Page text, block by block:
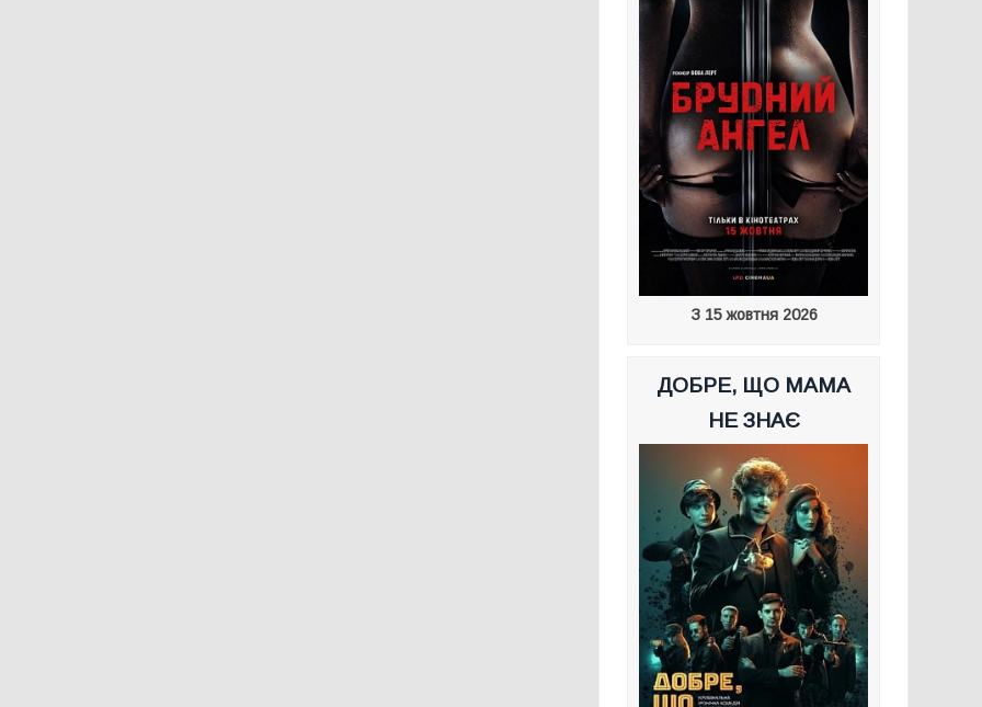
З 15 жовтня 2026
ДОБРЕ, ЩО МАМА
НЕ ЗНАЄ